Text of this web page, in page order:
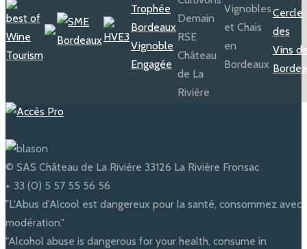
© SAS Château de La Rivière 33126 La Rivière Fronsac
+ 33 (0) 5 57 55 56 56
"L'Abus d'Alcool est dangereux pour la santé, consommez avec
modération."
"Alcohol abuse is dangerous for your health, consume in